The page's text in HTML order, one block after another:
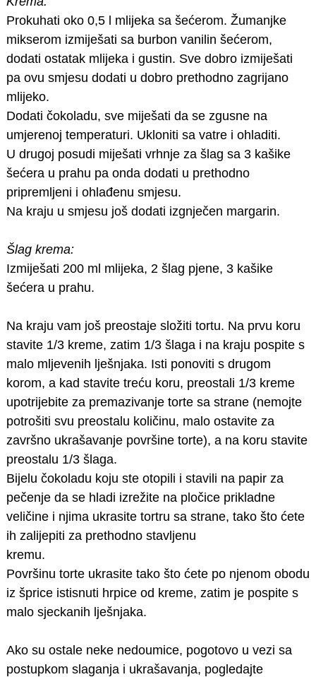
Prokuhati oko 0,5 l mlijeka sa šećerom. Žumanjke
mikserom izmiješati sa burbon vanilin šećerom,
dodati ostatak mlijeka i gustin. Sve dobro izmiješati
pa ovu smjesu dodati u dobro prethodno zagrijano
mlijeko.
Dodati čokoladu, sve miješati da se zgusne na
umjerenoj temperaturi. Ukloniti sa vatre i ohladiti.
U drugoj posudi miješati vrhnje za šlag sa 3 kašike
šećera u prahu pa onda dodati u prethodno
pripremljeni i ohlađenu smjesu.
Na kraju u smjesu još dodati izgnječen margarin.
Šlag krema:
Izmiješati 200 ml mlijeka, 2 šlag pjene, 3 kašike
šećera u prahu.
Na kraju vam još preostaje složiti tortu. Na prvu koru
stavite 1/3 kreme, zatim 1/3 šlaga i na kraju pospite s
malo mljevenih lješnjaka. Isti ponoviti s drugom
korom, a kad stavite treću koru, preostali 1/3 kreme
upotrijebite za premazivanje torte sa strane (nemojte
potrošiti svu preostalu količinu, malo ostavite za
završno ukrašavanje površine torte), a na koru stavite
preostalu 1/3 šlaga.
Bijelu čokoladu koju ste otopili i stavili na papir za
pečenje da se hladi izrežite na pločice prikladne
veličine i njima ukrasite tortru sa strane, tako što ćete
ih zalijepiti za prethodno stavljenu
kremu.
Površinu torte ukrasite tako što ćete po njenom obodu
iz šprice istisnuti hrpice od kreme, zatim je pospite s
malo sjeckanih lješnjaka.
Ako su ostale neke nedoumice, pogotovo u vezi sa
postupkom slaganja i ukrašavanja, pogledajte